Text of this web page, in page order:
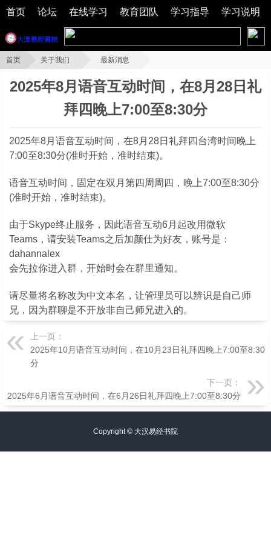
首页 论坛 在线学习 教育团队 学习指导 学习说明
首页 关于我们 最新消息
2025年8月语音互动时间，在8月28日礼拜四晚上7:00至8:30分
2025年8月语音互动时间，在8月28日礼
拜四晚上7:00至8:30分
2025年8月语音互动时间，在8月28日礼拜四台湾时间晚上
7:00至8:30分(准时开始，准时结束)。
语音互动时间，固定在双月第四周周四，晚上7:00至8:30分
(准时开始，准时结束)。
由于Skype终止服务，因此语音互动6月起改用微软
Teams，请安装Teams之后加颜仕为好友，账号是：
dahannalex
会先拉你进入群，开始时会在群里通知。
请尽量将名称改为中文本名，让管理员可以辨识是自己师
兄，因为群聊是不开放非自己师兄进入的。
上一页：
2025年10月语音互动时间，在10月23日礼拜四晚上7:00至8:30
分
下一页：
2025年6月语音互动时间，在6月26日礼拜四晚上7:00至8:30分
Copyright © 大汉易经书院